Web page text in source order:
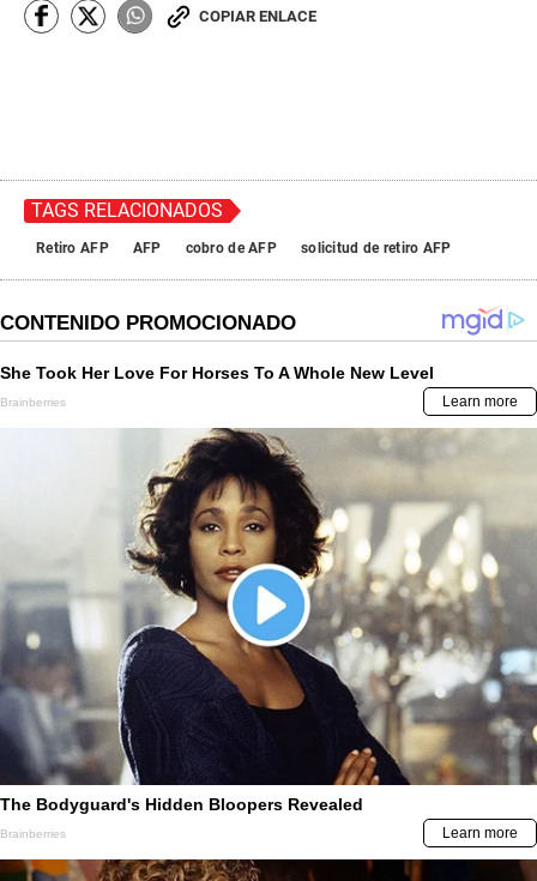
COPIAR ENLACE
TAGS RELACIONADOS
Retiro AFP AFP cobro de AFP solicitud de retiro AFP